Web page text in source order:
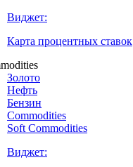
Виджет:
Карта процентных ставок
Золото
Нефть
Бензин
Commodities
Soft Commodities
Виджет: